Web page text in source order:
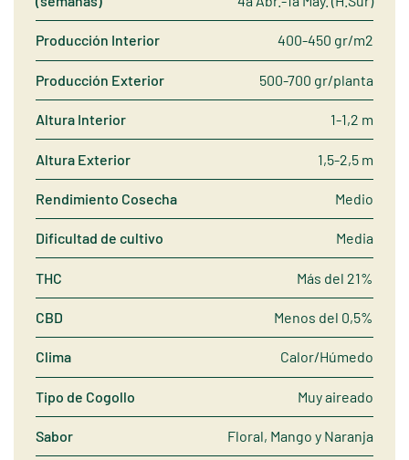
Producción Interior 400-450 gr/m2
Producción Exterior 500-700 gr/planta
Altura Interior 1-1,2 m
Altura Exterior 1,5-2,5 m
Rendimiento Cosecha Medio
Dificultad de cultivo Media
THC Más del 21%
CBD Menos del 0,5%
Clima Calor/Húmedo
Tipo de Cogollo Muy aireado
Sabor Floral, Mango y Naranja